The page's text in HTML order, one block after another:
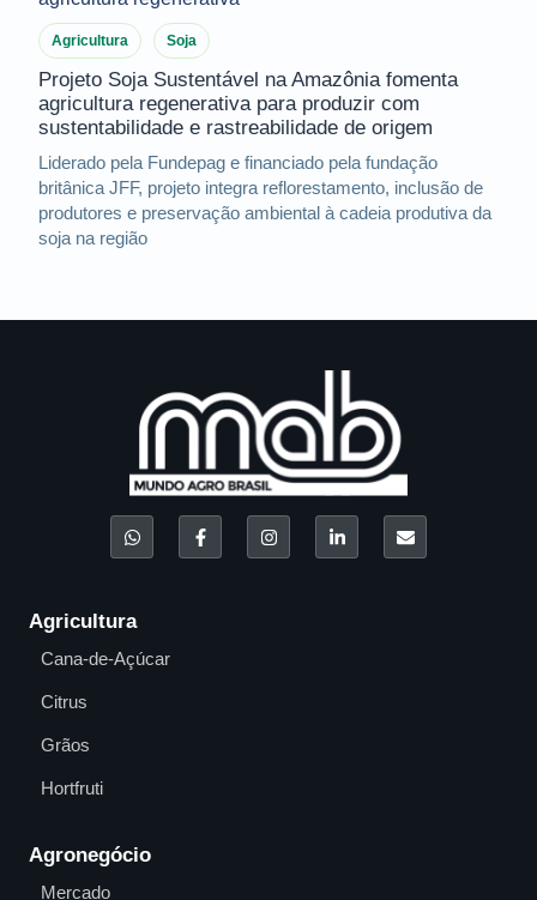
Agricultura Soja
Projeto Soja Sustentável na Amazônia fomenta
agricultura regenerativa para produzir com
sustentabilidade e rastreabilidade de origem
Liderado pela Fundepag e financiado pela fundação
britânica JFF, projeto integra reflorestamento, inclusão de
produtores e preservação ambiental à cadeia produtiva da
soja na região
Agricultura
Cana-de-Açúcar
Citrus
Grãos
Hortfruti
Agronegócio
Mercado